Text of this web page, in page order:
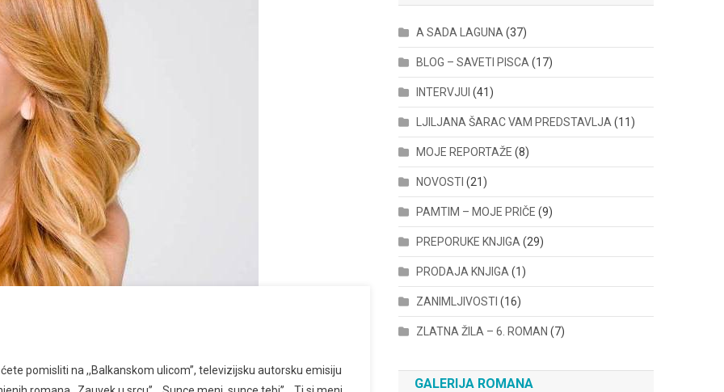
pomisliti na ,,Balkanskom ulicom’’, televizijsku autorsku emisiju
A SADA LAGUNA (37)
BLOG – SAVETI PISCA (17)
INTERVJUI (41)
LJILJANA ŠARAC VAM PREDSTAVLJA (11)
MOJE REPORTAŽE (8)
NOVOSTI (21)
PAMTIM – MOJE PRIČE (9)
PREPORUKE KNJIGA (29)
PRODAJA KNJIGA (1)
ZANIMLJIVOSTI (16)
ZLATNA ŽILA – 6. ROMAN (7)
GALERIJA ROMANA